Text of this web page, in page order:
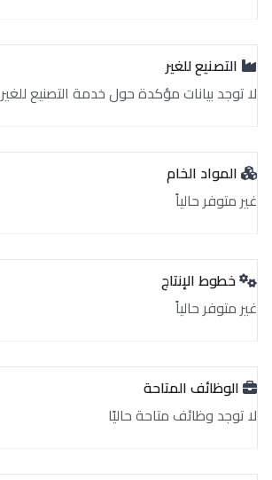
التصنيع للغير
لا توجد بيانات مؤكدة حول خدمة التصنيع للغير
المواد الخام
غير متوفر حالياً
خطوط الإنتاج
غير متوفر حالياً
الوظائف المتاحة
لا توجد وظائف متاحة حاليًا